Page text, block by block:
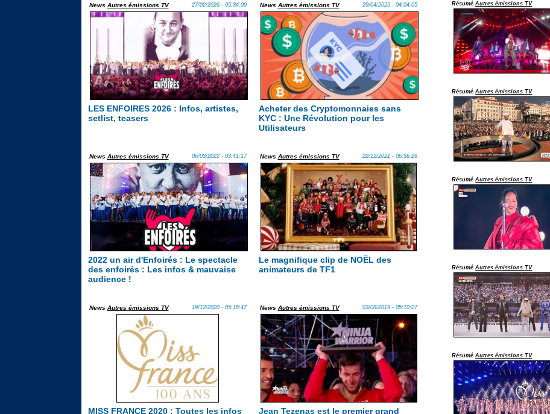
News Autres émissions TV 27/02/2026 - 05:34:00
LES ENFOIRES 2026 : Infos, artistes,
setlist, teasers
News Autres émissions TV 29/04/2025 - 04:04:05
Acheter des Cryptomonnaies sans
KYC : Une Révolution pour les
Utilisateurs
News Autres émissions TV 06/03/2022 - 03:41:17
2022 un air d'Enfoirés : Le spectacle
des enfoirés : Les infos & mauvaise
audience !
News Autres émissions TV 22/12/2021 - 06:56:26
Le magnifique clip de NOËL des
animateurs de TF1
News Autres émissions TV 19/12/2020 - 05:15:47
MISS FRANCE 2020 : Toutes les infos
News Autres émissions TV 03/08/2019 - 05:10:27
Jean Tezenas est le premier grand
RésuméAutres émissions TV
RésuméAutres émissions TV
RésuméAutres émissions TV
RésuméAutres émissions TV
RésuméAutres émissions TV